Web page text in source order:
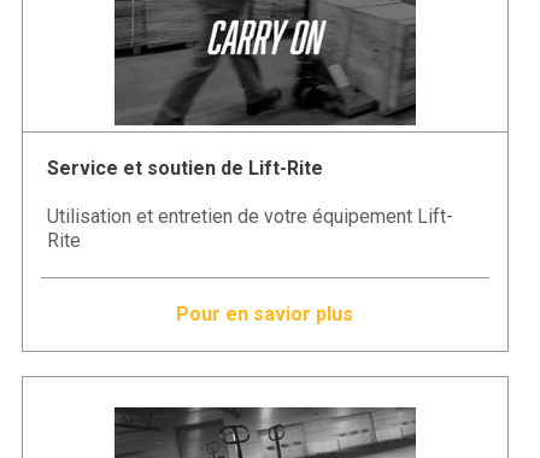
Service et soutien de Lift-Rite
Utilisation et entretien de votre équipement Lift-
Rite
Pour en savior plus